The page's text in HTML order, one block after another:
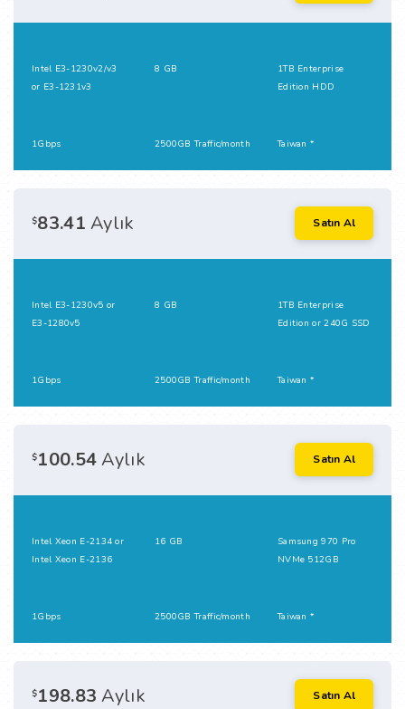
Intel E3-1230v2/v3
or E3-1231v3
8 GB
1TB Enterprise
Edition HDD
1Gbps 2500GB Traffic/month Taiwan *
$83.41Aylık Satın Al
Intel E3-1230v5 or
E3-1280v5
8 GB
1TB Enterprise
Edition or 240G SSD
1Gbps 2500GB Traffic/month Taiwan *
$100.54Aylık Satın Al
Intel Xeon E-2134 or
Intel Xeon E-2136
16 GB
Samsung 970 Pro
NVMe 512GB
1Gbps 2500GB Traffic/month Taiwan *
$198.83Aylık Satın Al